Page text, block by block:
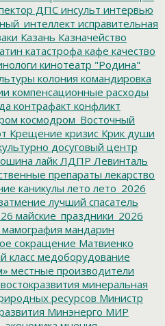
ДПС инсульт интервью
исправительная
Казань Казначейство
катастрофа кафе качество
кинотеатр "Родина"
колония командировка
компенсационные расходы
контрафакт конфликт
космодром_Восточный
Крещение кризис Крик души
досуговый центр
лайк ЛДПР Левинталь
препараты лекарство
каникулылето лето_2026
лучший спасатель
майские_праздники_2026
мамография мандарин
сокращение Матвиенко
классмедоборудование
местные производители
минеральная
ресурсов Министр
Минэнерго МИР